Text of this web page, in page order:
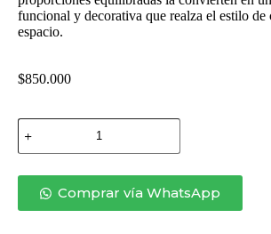
funcional y decorativa que realza el estilo de
espacio.
$850.000
LÁMPARA
DE
PIE
cantidadComprar vía WhatsApp